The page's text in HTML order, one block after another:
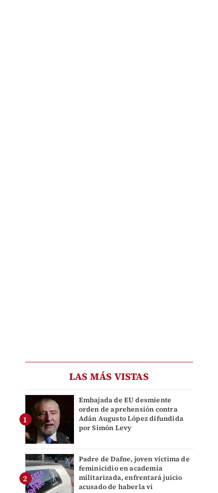
LAS MÁS VISTAS
Embajada de EU desmiente
orden de aprehensión contra
Adán Augusto López difundida
por Simón Levy
Padre de Dafne, joven víctima de
feminicidio en academia
militarizada, enfrentará juicio
acusado de haberla vi